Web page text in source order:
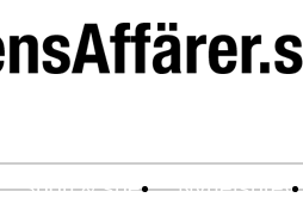
Sport & spel Nyhetsbrev